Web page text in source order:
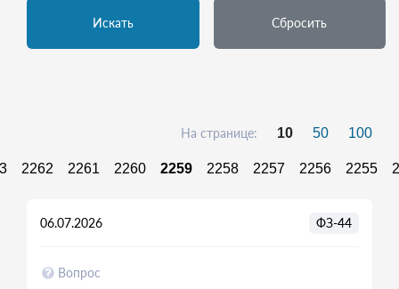
Искать Сбросить
2262 2261 2260 2259 2258 2257 2256 2255
На странице: 10 50 100
Вопрос
06.07.2026 ФЗ-44